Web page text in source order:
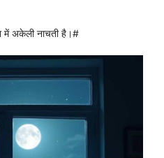
में अकेली नाचती है।#